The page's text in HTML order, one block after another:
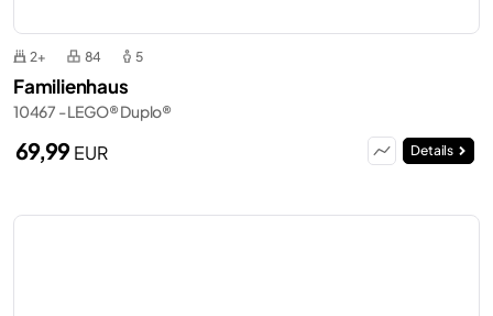
2+ 84 5
Familienhaus
10467 - LEGO® Duplo®
69,99EUR Details